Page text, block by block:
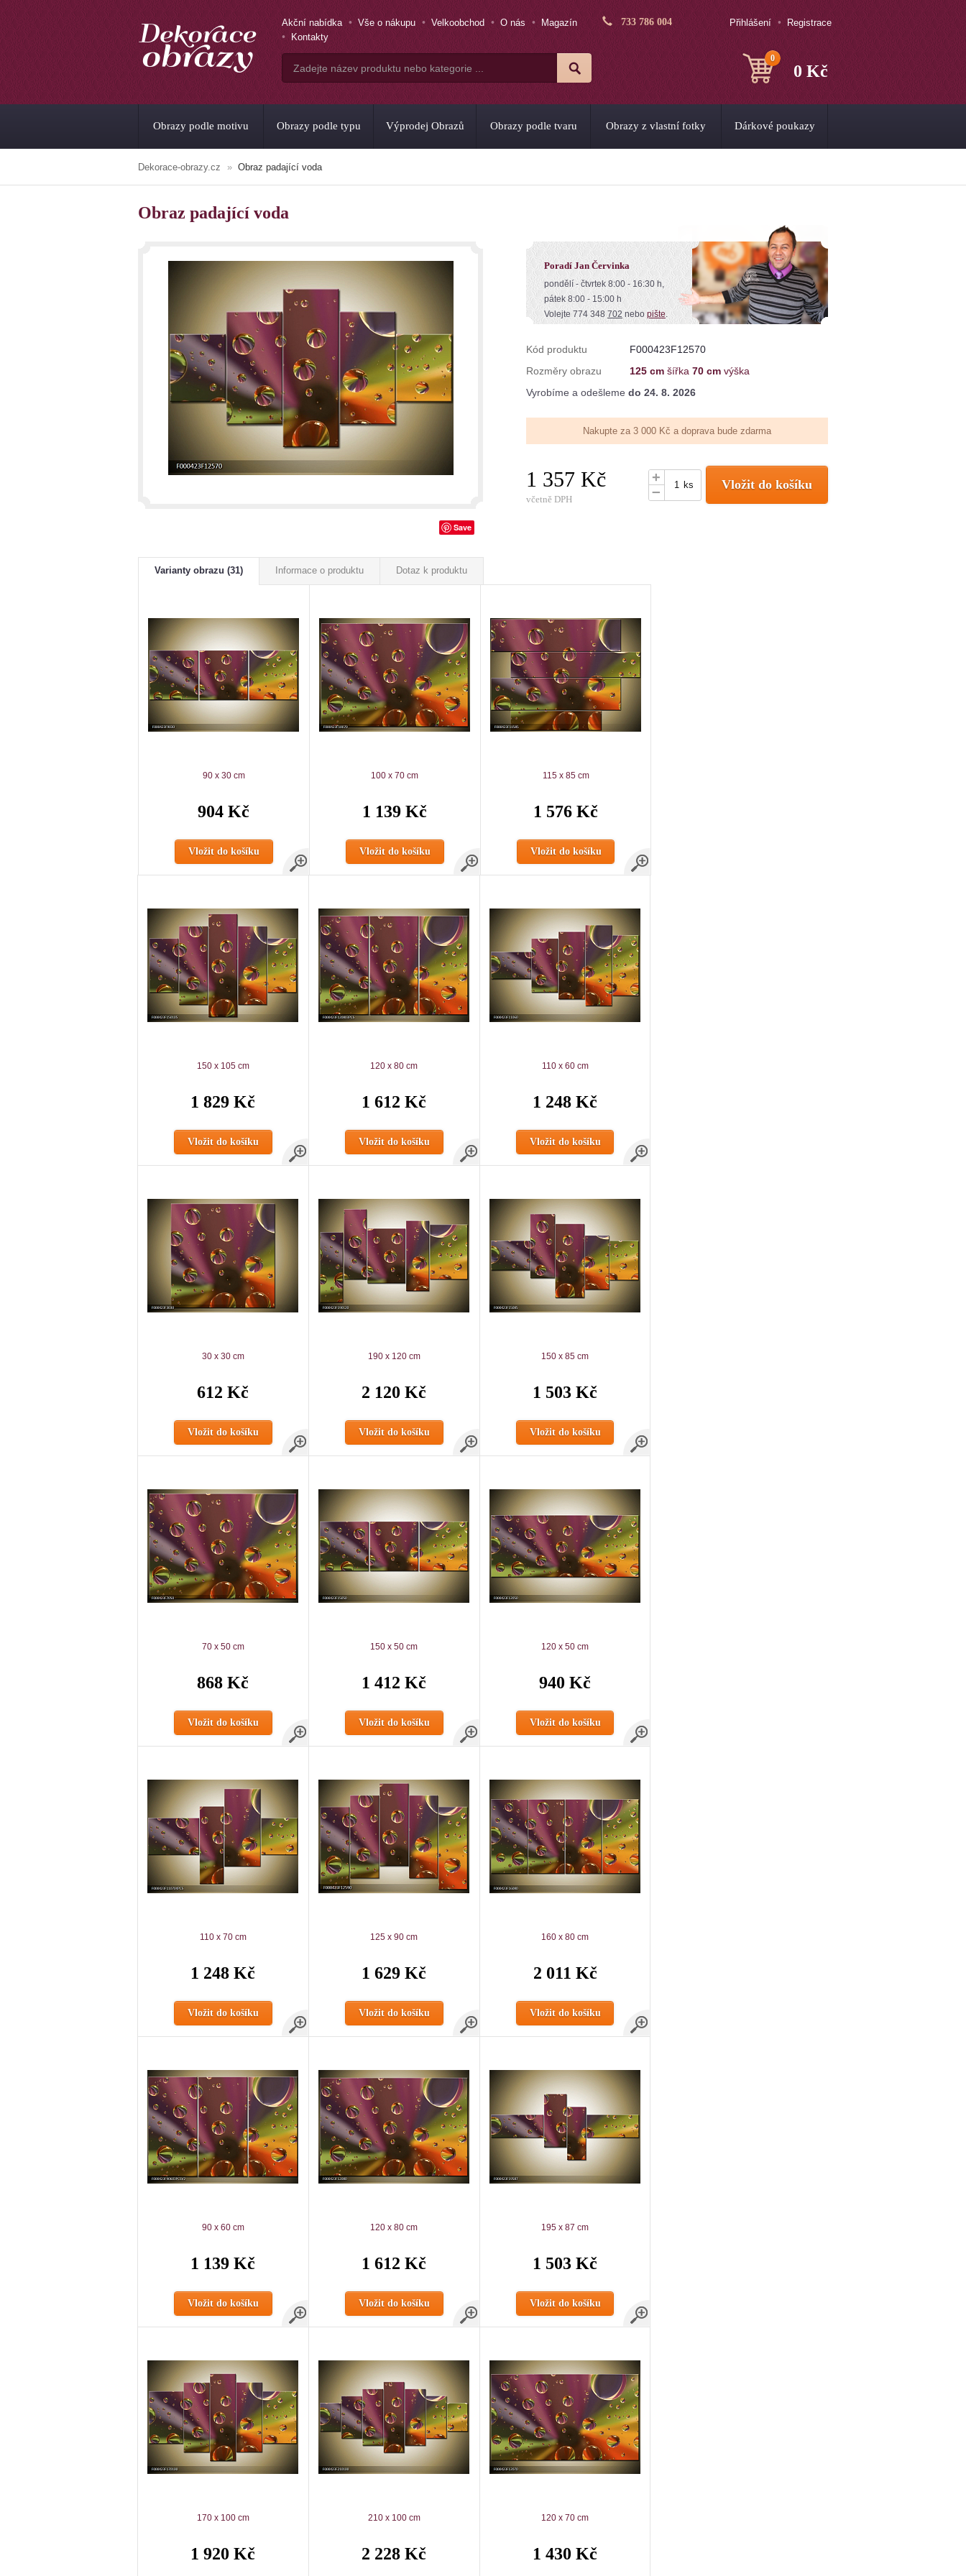
Akční nabídka Vše o nákupu Velkoobchod O nás
Magazín
Kontakty
733 786 004 Přihlášení Registrace
0 Kč
0
Obrazy podle motivu Obrazy podle typu Výprodej Obrazů Obrazy podle tvaru Obrazy z vlastní fotky Dárkové poukazy
Dekorace-obrazy.cz Obraz padající voda
Obraz padající voda
Save
Poradí Jan Červinka
pondělí - čtvrtek 8:00 - 16:30 h,
pátek 8:00 - 15:00 h
Volejte 774 348 702 nebo pište.
Kód produktu
F000423F12570
Rozměry obrazu
125 cm šířka 70 cm výška
Vyrobíme a odešleme do 24. 8. 2026
Nakupte za 3 000 Kč a doprava bude zdarma
1 357 Kč
včetně DPH
+
– ks Vložit do košíku
Varianty obrazu (31) Informace o produktu Dotaz k produktu
90 x 30 cm
904 Kč
Vložit do košíku
100 x 70 cm
1 139 Kč
Vložit do košíku
115 x 85 cm
1 576 Kč
Vložit do košíku
150 x 105 cm
1 829 Kč
Vložit do košíku
120 x 80 cm
1 612 Kč
Vložit do košíku
110 x 60 cm
1 248 Kč
Vložit do košíku
30 x 30 cm
612 Kč
Vložit do košíku
190 x 120 cm
2 120 Kč
Vložit do košíku
150 x 85 cm
1 503 Kč
Vložit do košíku
70 x 50 cm
868 Kč
Vložit do košíku
150 x 50 cm
1 412 Kč
Vložit do košíku
120 x 50 cm
940 Kč
Vložit do košíku
110 x 70 cm
1 248 Kč
Vložit do košíku
125 x 90 cm
1 629 Kč
Vložit do košíku
160 x 80 cm
2 011 Kč
Vložit do košíku
90 x 60 cm
1 139 Kč
Vložit do košíku
120 x 80 cm
1 612 Kč
Vložit do košíku
195 x 87 cm
1 503 Kč
Vložit do košíku
170 x 100 cm
1 920 Kč
210 x 100 cm
2 228 Kč
120 x 70 cm
1 430 Kč